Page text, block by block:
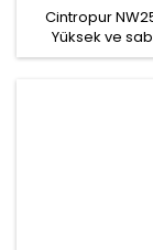
Cintropur
Yüksek ve
santrifüjlü ön